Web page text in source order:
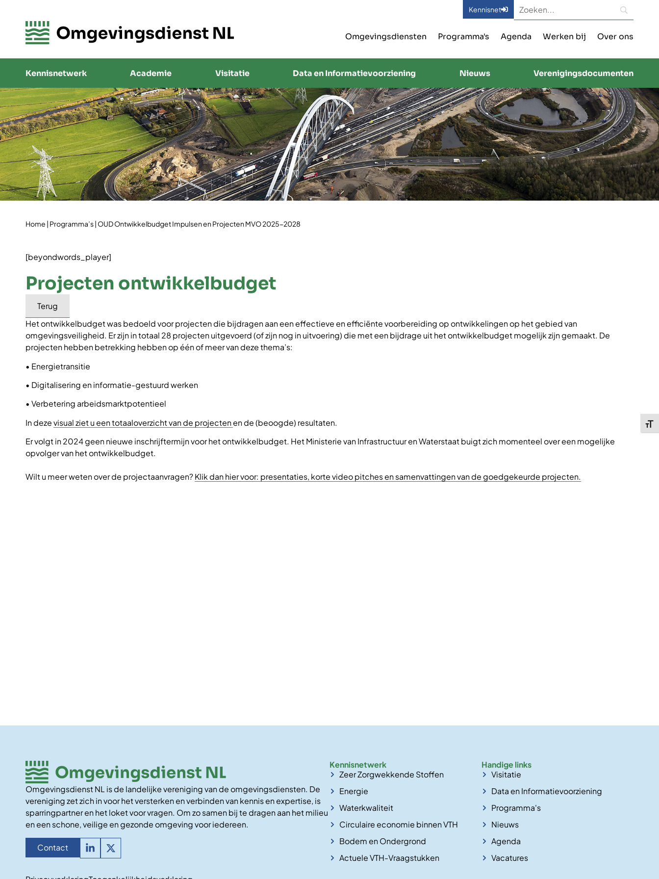
Kennisnet
Omgevingsdiensten Programma's Agenda Werken bij Over ons
Kennisnetwerk Academie Visitatie Data en Informatievoorziening Nieuws Verenigingsdocumenten
Home | Programma’s| OUD Ontwikkelbudget Impulsen en Projecten MVO 2025-2028
[beyondwords_player]
Projecten ontwikkelbudget
Terug
Het ontwikkelbudget was bedoeld voor projecten die bijdragen aan een effectieve en efficiënte voorbereiding op ontwikkelingen op het gebied van
omgevingsveiligheid. Er zijn in totaal 28 projecten uitgevoerd (of zijn nog in uitvoering) die met een bijdrage uit het ontwikkelbudget mogelijk zijn gemaakt. De
projecten hebben betrekking hebben op één of meer van deze thema’s:
• Energietransitie
• Digitalisering en informatie-gestuurd werken
• Verbetering arbeidsmarktpotentieel
In dezevisual ziet u een totaaloverzicht van de projectenen de (beoogde) resultaten.
Er volgt in 2024 geen nieuwe inschrijftermijn voor het ontwikkelbudget. Het Ministerie van Infrastructuur en Waterstaat buigt zich momenteel over een mogelijke
opvolger van het ontwikkelbudget.
Wilt u meer weten over de projectaanvragen?Klik dan hier voor: presentaties, korte video pitches en samenvattingen van de goedgekeurde projecten.
Omgevingsdienst NL is de landelijke vereniging van de omgevingsdiensten. De
vereniging zet zich in voor het versterken en verbinden van kennis en expertise, is
sparringpartner en het loket voor vragen. Om zo samen bij te dragen aan het milieu
en een schone, veilige en gezonde omgeving voor iedereen.
Contact
Kennisnetwerk
Zeer Zorgwekkende Stoffen
Energie
Waterkwaliteit
Circulaire economie binnen VTH
Bodem en Ondergrond
Actuele VTH-Vraagstukken
Handige links
Visitatie
Data en Informatievoorziening
Programma's
Nieuws
Agenda
Vacatures